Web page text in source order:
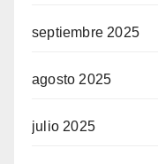
septiembre 2025
agosto 2025
julio 2025